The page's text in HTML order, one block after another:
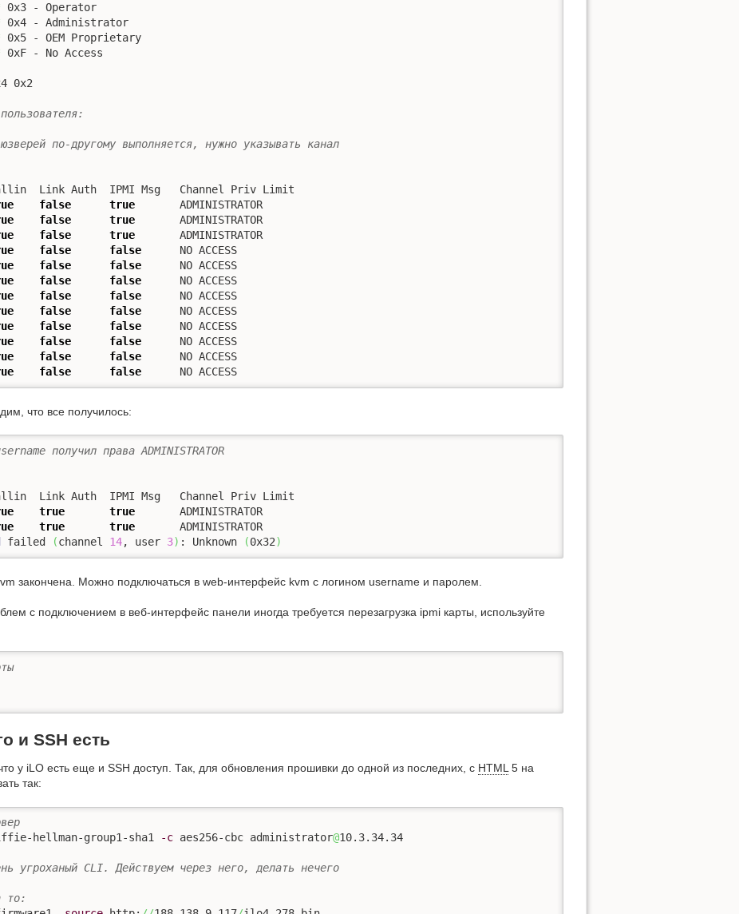
0x3 - Operator
0x4 - Administrator
0x5 - OEM Proprietary
0xF - No Access
0x2
по-другому выполняется, нужно указывать канал
false true
false true
false true
false false
false false
false false
false false
false false
false false
false false
false false
false false
      NO ACCESS
что все получилось:
получил права ADMINISTRATOR
true true
true true
       ADMINISTRATOR
failed (channel 14, user 3) : Unknown (0x32)
закончена. Можно подключаться в web-интерфейс kvm с логином username и паролем.
с подключением в веб-интерфейс панели иногда требуется перезагрузка ipmi карты, используйте
и SSH есть
у iLO есть еще и SSH доступ. Так, для обновления прошивки до одной из последних, с HTML 5 на
так:
hellman-group1-sha1 -c aes256-cbc administrator@10.3.34.34
угроханый CLI. Действуем через него, делать нечего
то: